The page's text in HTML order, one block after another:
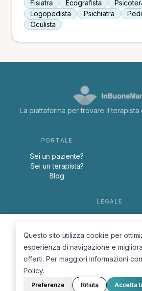
Fisiatra
Ecografista
Logopedista
Psichiatra
Oculista
La piattaforma per trovare il terapista
PORTALE
Sei un paziente?
Sei un terapista?
Blog
LEGALE
Cookie Policy
Questo sito utilizza cookie per
esperienza di navigazione e
offerti. Per maggiori informazioni
Policy.
Preferenze Rifiuta Accetta